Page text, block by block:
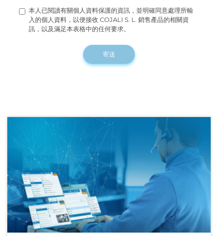
本人已閱讀有關個人資料保護的資訊，並明確同意處理所輸
入的個人資料，以便接收 COJALI S. L. 銷售產品的相關資
訊，以及滿足本表格中的任何要求。
寄送